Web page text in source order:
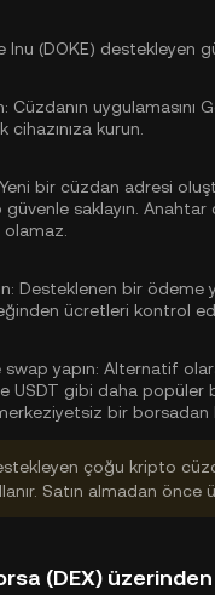
Inu (DOKE) destekleyen
Cüzdanın
cihazınıza kurun.
Yeni bir cüzdan adresi
saklayın.
olamaz.
Desteklenen bir ödeme
ücretleri kontrol
yapın: Alternatif
USDT gibi daha popüler
bir
çoğu kripto
Satın almadan
(DEX) üzerinden